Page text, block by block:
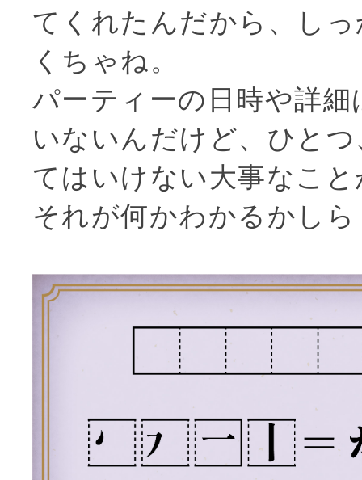
てくれたんだから、し
くちゃね。
パーティーの日時や詳
いないんだけど、ひと
てはいけない大事なこ
それが何かわかるかしら